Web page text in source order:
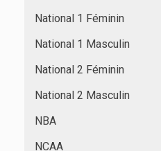
National 1 Féminin
National 1 Masculin
National 2 Féminin
National 2 Masculin
NBA
NCAA